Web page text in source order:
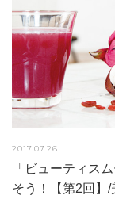
2017.07.26
「ビューティス
そう！【第2回】